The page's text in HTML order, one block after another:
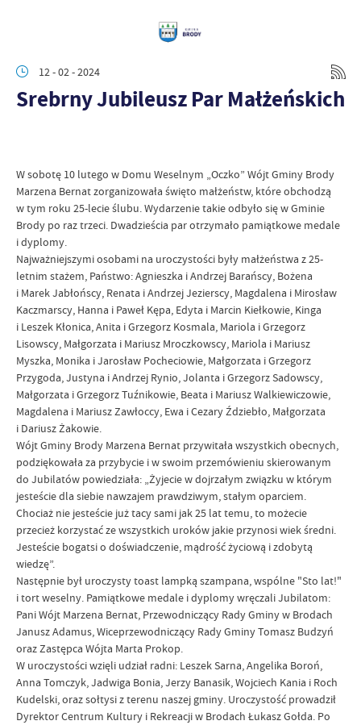
12 - 02 - 2024
Srebrny Jubileusz Par Małżeńskich
W sobotę 10 lutego w Domu Weselnym „Oczko” Wójt Gminy Brody
Marzena Bernat zorganizowała święto małżeństw, które obchodzą
w tym roku 25-lecie ślubu. Wydarzenie takie odbyło się w Gminie
Brody po raz trzeci. Dwadzieścia par otrzymało pamiątkowe medale
i dyplomy.
Najważniejszymi osobami na uroczystości były małżeństwa z 25-
letnim stażem, Państwo: Agnieszka i Andrzej Barańscy, Bożena
i Marek Jabłońscy, Renata i Andrzej Jezierscy, Magdalena i Mirosław
Kaczmarscy, Hanna i Paweł Kępa, Edyta i Marcin Kiełkowie, Kinga
i Leszek Kłonica, Anita i Grzegorz Kosmala, Mariola i Grzegorz
Lisowscy, Małgorzata i Mariusz Mroczkowscy, Mariola i Mariusz
Myszka, Monika i Jarosław Pocheciowie, Małgorzata i Grzegorz
Przygoda, Justyna i Andrzej Rynio, Jolanta i Grzegorz Sadowscy,
Małgorzata i Grzegorz Tuźnikowie, Beata i Mariusz Walkiewiczowie,
Magdalena i Mariusz Zawłoccy, Ewa i Cezary Ździebło, Małgorzata
i Dariusz Żakowie.
Wójt Gminy Brody Marzena Bernat przywitała wszystkich obecnych,
podziękowała za przybycie i w swoim przemówieniu skierowanym
do Jubilatów powiedziała: „Żyjecie w dojrzałym związku w którym
jesteście dla siebie nawzajem prawdziwym, stałym oparciem.
Chociaż nie jesteście już tacy sami jak 25 lat temu, to możecie
przecież korzystać ze wszystkich uroków jakie przynosi wiek średni.
Jesteście bogatsi o doświadczenie, mądrość życiową i zdobytą
wiedzę”.
Następnie był uroczysty toast lampką szampana, wspólne "Sto lat!"
i tort weselny. Pamiątkowe medale i dyplomy wręczali Jubilatom:
Pani Wójt Marzena Bernat, Przewodniczący Rady Gminy w Brodach
Janusz Adamus, Wiceprzewodniczący Rady Gminy Tomasz Budzyń
oraz Zastępca Wójta Marta Prokop.
W uroczystości wzięli udział radni: Leszek Sarna, Angelika Boroń,
Anna Tomczyk, Jadwiga Bonia, Jerzy Banasik, Wojciech Kania i Roch
Kudelski, oraz sołtysi z terenu naszej gminy. Uroczystość prowadził
Dyrektor Centrum Kultury i Rekreacji w Brodach Łukasz Gołda. Po